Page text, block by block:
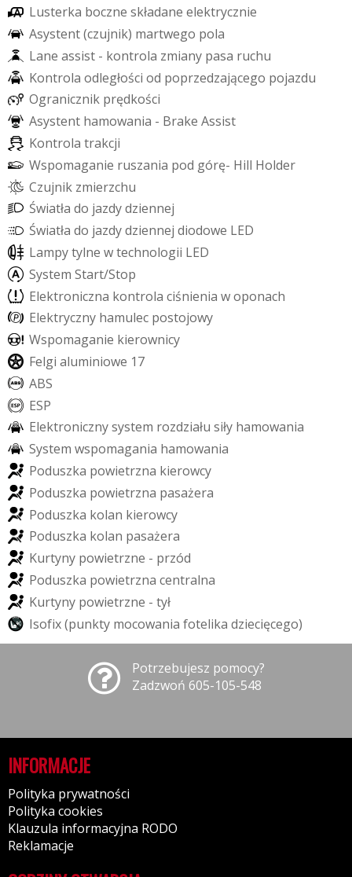
Lusterka boczne składane elektrycznie
Asystent(czujnik) martwego pola
Lane assist - kontrola zmiany pasa ruchu
Kontrola odległości od poprzedzającego pojazdu
Ogranicznik prędkości
Asystent hamowania - Brake Assist
Kontrola trakcji
Wspomaganie ruszania pod górę- Hill Holder
Czujnik zmierzchu
Światła do jazdydziennej
Światła do jazdydziennej diodowe LED
Lampytylne wtechnologii LED
System Start/Stop
Elektroniczna kontrola ciśnienia woponach
Elektryczny hamulec postojowy
Wspomaganie kierownicy
Felgi aluminiowe 17
ABS
ESP
Elektronicznysystem rozdziału siły hamowania
System wspomagania hamowania
Poduszka powietrzna kierowcy
Poduszka powietrzna pasażera
Poduszka kolan kierowcy
Poduszka kolan pasażera
Kurtyny powietrzne - przód
Poduszka powietrzna centralna
Kurtyny powietrzne - tył
Isofix(punkty mocowania fotelika dziecięcego)
Potrzebujesz pomocy?
Zadzwoń 605-105-548
INFORMACJE
Polityka prywatności
Polityka cookies
Klauzula informacyjna RODO
Reklamacje